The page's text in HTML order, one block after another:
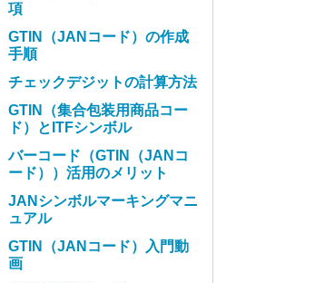
項
GTIN（JANコード）の作成
手順
チェックデジットの計算方法
GTIN（集合包装用商品コー
ド）とITFシンボル
バーコード（GTIN（JANコ
ード））活用のメリット
JANシンボルマーキングマニ
ュアル
GTIN（JANコード）入門動
画